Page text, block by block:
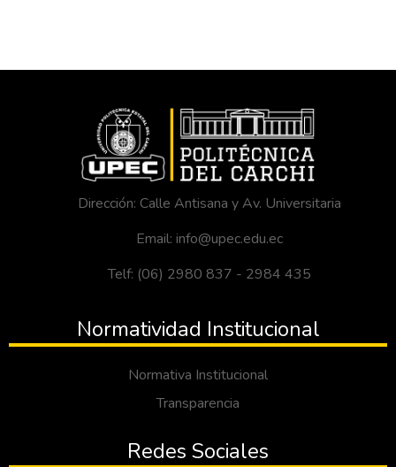
Dirección: Calle Antisana y Av. Universitaria
Email: info@upec.edu.ec
Telf: (06) 2980 837 - 2984 435
Normatividad Institucional
Normativa Institucional
Transparencia
Redes Sociales